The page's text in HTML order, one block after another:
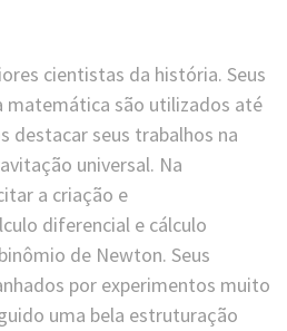
cientistas da história. Seus
matemática são utilizados até
destacar seus trabalhos na
universal. Na
a criação e
diferencial e cálculo
de Newton. Seus
por experimentos muito
uma bela estruturação